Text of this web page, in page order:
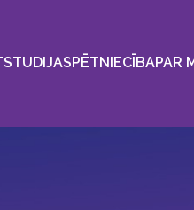
STUDIJASPĒTNIECĪBAPAR